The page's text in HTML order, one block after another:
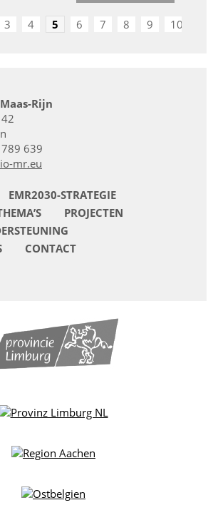
3 4 5 6 7 8 9 10
Rijn
639
-mr
EMR2030-STRATEGIE
PROJECTEN
CONTACT